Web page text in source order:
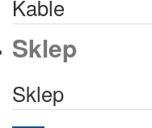
Kable
Sklep
Sklep